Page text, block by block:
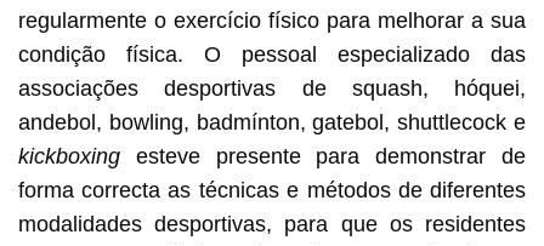
regularmente o exercício físico para melhorar a sua
condição física. O pessoal especializado das
associações desportivas de squash, hóquei,
andebol, bowling, badmínton, gatebol, shuttlecock e
kickboxingesteve presente para demonstrar de
forma correcta as técnicas e métodos de diferentes
modalidades desportivas, para que os residentes